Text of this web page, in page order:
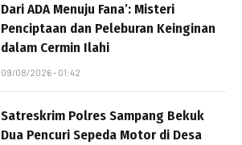
Dari ADA Menuju Fana’: Misteri
Penciptaan dan Peleburan Keinginan
dalam Cermin Ilahi
09/08/2026 - 01:42
Satreskrim Polres Sampang Bekuk
Dua Pencuri Sepeda Motor di Desa